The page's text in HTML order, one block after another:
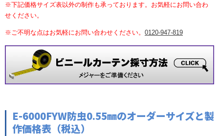
※下記価格サイズ表以外の制作も承っております。お気軽にお問い合わ
せください。
※ご不明な点はお気軽にお問い合わせください。 0120-947-819
E-6000FYW防虫0.55㎜のオーダーサイズと製
作価格表（税込）